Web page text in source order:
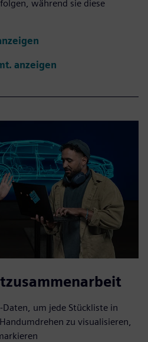
während sie diese
anzeigen
um jede Stückliste in
zu visualisieren,